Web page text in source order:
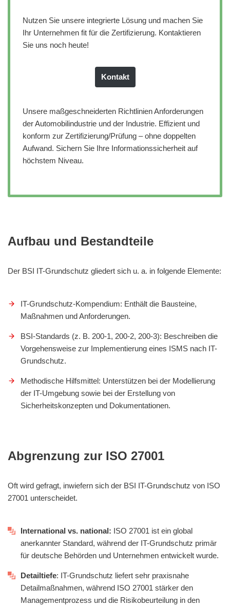
Nutzen Sie unsere integrierte Lösung und machen Sie
Ihr Unternehmen fit für die Zertifizierung. Kontaktieren
Sie uns noch heute!
Kontakt
Unsere maßgeschneiderten Richtlinien Anforderungen
der Automobilindustrie und der Industrie. Effizient und
konform zur Zertifizierung/Prüfung – ohne doppelten
Aufwand. Sichern Sie Ihre Informationssicherheit auf
höchstem Niveau.
Aufbau und Bestandteile
Der BSI IT-Grundschutz gliedert sich u. a. in folgende Elemente:
IT-Grundschutz-Kompendium: Enthält die Bausteine,
Maßnahmen und Anforderungen.
BSI-Standards (z. B. 200-1, 200-2, 200-3): Beschreiben die
Vorgehensweise zur Implementierung eines ISMS nach IT-
Grundschutz.
Methodische Hilfsmittel: Unterstützen bei der Modellierung
der IT-Umgebung sowie bei der Erstellung von
Sicherheitskonzepten und Dokumentationen.
Abgrenzung zur ISO 27001
Oft wird gefragt, inwiefern sich der BSI IT-Grundschutz von ISO
27001 unterscheidet.
International vs. national: ISO 27001 ist ein global
anerkannter Standard, während der IT-Grundschutz primär
für deutsche Behörden und Unternehmen entwickelt wurde.
Detailtiefe: IT-Grundschutz liefert sehr praxisnahe
Detailmaßnahmen, während ISO 27001 stärker den
Managementprozess und die Risikobeurteilung in den